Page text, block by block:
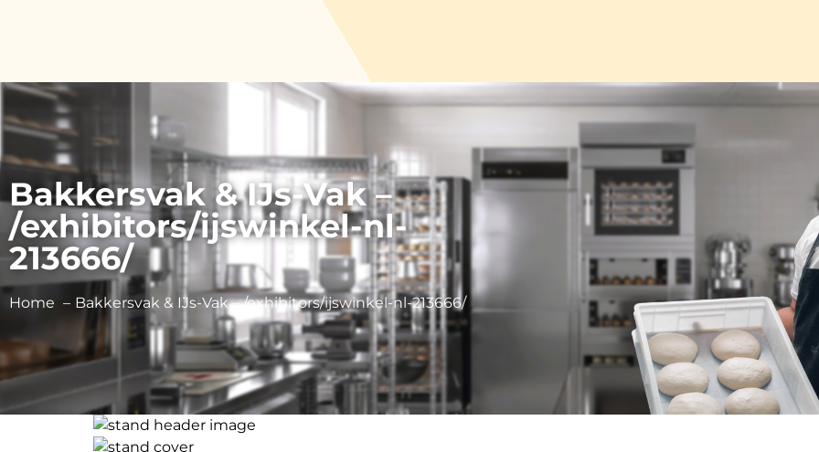
Bakkersvak & IJs-Vak –
/exhibitors/ijswinkel-nl-
213666/
Home Bakkersvak & IJs-Vak – /exhibitors/ijswinkel-nl-213666/